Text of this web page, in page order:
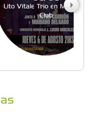
Lito Vitale Trio en Muddy´s
Club